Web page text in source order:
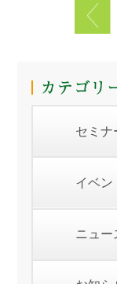
セミナ
イベン
ニュー